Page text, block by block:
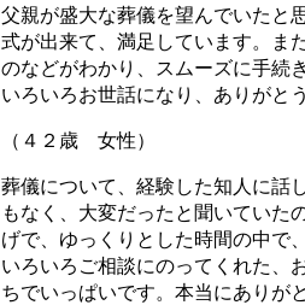
父親が盛大な葬儀を望んでいたと
式が出来て、満足しています。ま
のなどがわかり、スムーズに手続
いろいろお世話になり、ありがと
（４２歳 女性）
葬儀について、経験した知人に話
もなく、大変だったと聞いていた
げで、ゆっくりとした時間の中で
いろいろご相談にのってくれた、
ちでいっぱいです。本当にありが